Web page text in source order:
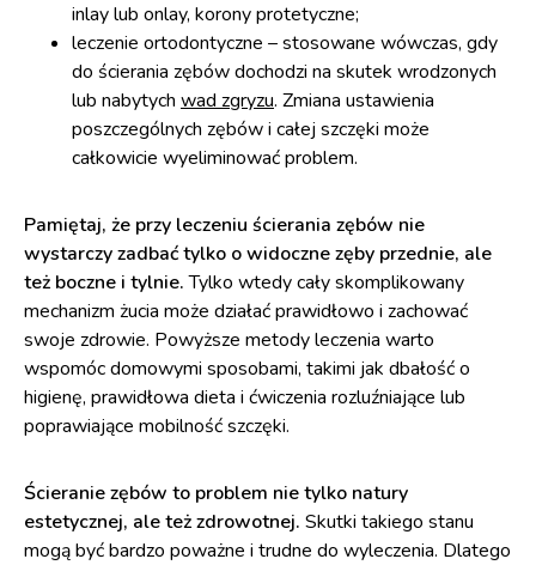
inlay lub onlay, korony protetyczne;
leczenie ortodontyczne – stosowane wówczas, gdy
do ścierania zębów dochodzi na skutek wrodzonych
lub nabytych wad zgryzu. Zmiana ustawienia
poszczególnych zębów i całej szczęki może
całkowicie wyeliminować problem.
Pamiętaj, że przy leczeniu ścierania zębów nie
wystarczy zadbać tylko o widoczne zęby przednie, ale
też boczne i tylnie.Tylko wtedy cały skomplikowany
mechanizm żucia może działać prawidłowo i zachować
swoje zdrowie. Powyższe metody leczenia warto
wspomóc domowymi sposobami, takimi jak dbałość o
higienę, prawidłowa dieta i ćwiczenia rozluźniające lub
poprawiające mobilność szczęki.
Ścieranie zębów to problem nie tylko natury
estetycznej, ale też zdrowotnej. Skutki takiego stanu
mogą być bardzo poważne i trudne do wyleczenia. Dlatego